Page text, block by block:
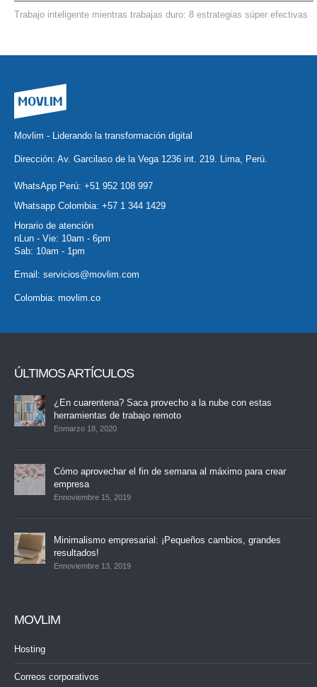
Trabajo inteligente mientras trabajas duro: 8 estrategias súper efectivas
Movlim - Liderando la transformación digital
Dirección: Av. Garcilaso de la Vega 1236 int. 219. Lima, Perú.
WhatsApp Perú: +51 952 108 997
Whatsapp Colombia: +57 1 344 1429
Horario de atención
nLun - Vie: 10am - 6pm
Sab: 10am - 1pm
Email: servicios@movlim.com
Colombia: movlim.co
ÚLTIMOS ARTÍCULOS
¿En cuarentena? Saca provecho a la nube con estas
herramientas de trabajo remoto
Enmarzo 18, 2020
Cómo aprovechar el fin de semana al máximo para crear
empresa
Ennoviembre 15, 2019
Minimalismo empresarial: ¡Pequeños cambios, grandes
resultados!
Ennoviembre 13, 2019
MOVLIM
Hosting
Correos corporativos